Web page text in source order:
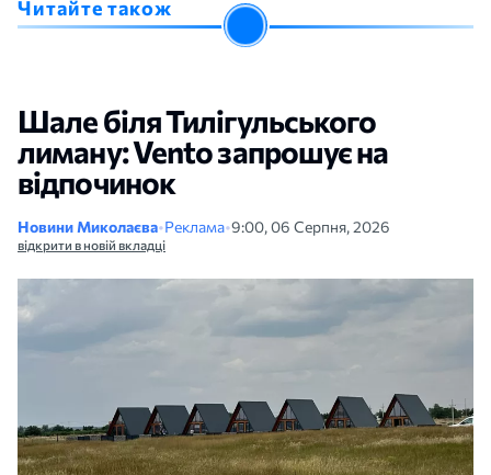
Читайте також
Шале біля Тилігульського
лиману: Vento запрошує на
відпочинок
Новини Миколаєва•Реклама•9:00, 06 Серпня, 2026
відкрити в новій вкладці